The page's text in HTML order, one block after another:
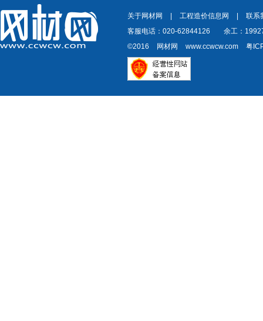
关于网材网 工程造价信息网
联系
客服电话：020-62844126
余工：
©2016
网材网 www.ccwcw.com 粤